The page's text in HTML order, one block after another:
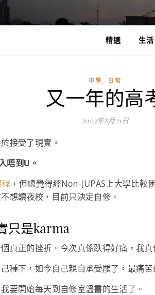
精選 生活
中學, 日常
又一年的高
2003年8月21日
接受了現實。
唔到U。
，但總覺得經Non-JUPAS上大學比
不想讀夜校，目前只決定自修。
只是karma
真正的挫折。今次真係跌得好痛，我真
種下，如今自己親自承受罷了。最痛
要開始每天到自修室溫書的生活了。